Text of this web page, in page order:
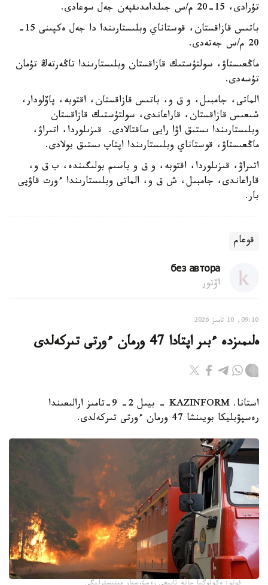
تۇرادى، 15-20 م/س جىلدامدىقپەن جەل سوعادى.
باتىس قازاقستان، قوستاناي وبلىستارىندا دا جەل ەكپىنى 15-
20 م/س جەتەدى.
ماڭعىستاۋ، سولتۇستىك قازاقستان وبلىستارىندا تاڭەرتەڭ تۇمان
تۇسەدى.
الماتى، جامبىل، و ق و، باتىس قازاقستان، اقتوبە، پاۆلودار،
شىعىس قازاقستان، قاراعاندى، سولتۇستىك قازاقستان
وبلىستارىندا ىستىق اۋا رايى ساقتالادى. قىزىلوردا، اتىراۋ،
ماڭعىستاۋ، قوستاناي وبلىستارىندا اپتاپ ىستىق بولادى.
اتىراۋ، قىزىلوردا، اقتوبە، و ق و باسىم بولىگىندە، ب ق و،
قاراعاندى، جامبىل، ش ق و، الماتى وبلىستارىندا ءورت قاۋپى
بار.
قوعام
без автора
اۆتور
09:10, 10 تامىز 2026
ەلىمىزدە ءبىر اپتادا 47 ورمان ءورتى تىركەلدى
استانا. KAZINFORM - بيىل 2- 9-تامىز ارالىعىندا
رەسپۋبليكا بويىنشا 47 ورمان ءورتى تىركەلدى.